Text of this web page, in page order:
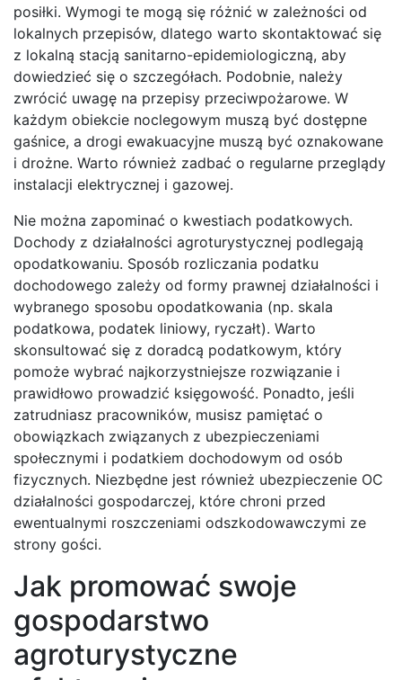
posiłki. Wymogi te mogą się różnić w zależności od
lokalnych przepisów, dlatego warto skontaktować się
z lokalną stacją sanitarno-epidemiologiczną, aby
dowiedzieć się o szczegółach. Podobnie, należy
zwrócić uwagę na przepisy przeciwpożarowe. W
każdym obiekcie noclegowym muszą być dostępne
gaśnice, a drogi ewakuacyjne muszą być oznakowane
i drożne. Warto również zadbać o regularne przeglądy
instalacji elektrycznej i gazowej.
Nie można zapominać o kwestiach podatkowych.
Dochody z działalności agroturystycznej podlegają
opodatkowaniu. Sposób rozliczania podatku
dochodowego zależy od formy prawnej działalności i
wybranego sposobu opodatkowania (np. skala
podatkowa, podatek liniowy, ryczałt). Warto
skonsultować się z doradcą podatkowym, który
pomoże wybrać najkorzystniejsze rozwiązanie i
prawidłowo prowadzić księgowość. Ponadto, jeśli
zatrudniasz pracowników, musisz pamiętać o
obowiązkach związanych z ubezpieczeniami
społecznymi i podatkiem dochodowym od osób
fizycznych. Niezbędne jest również ubezpieczenie OC
działalności gospodarczej, które chroni przed
ewentualnymi roszczeniami odszkodowawczymi ze
strony gości.
Jak promować swoje
gospodarstwo
agroturystyczne